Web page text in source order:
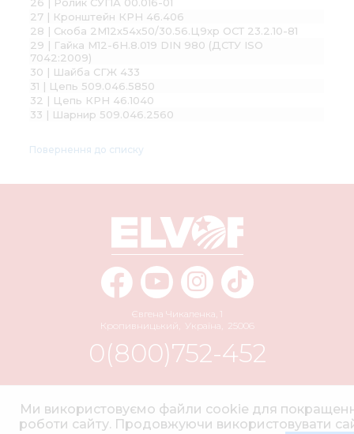
27 | Кронштейн КРН 46.406
28 | Скоба 2М12х54х50/30.56.Ц9хр ОСТ 23.2.10-81
29 | Гайка М12-6H.8.019 DIN 980 (ДСТУ ISO
7042:2009)
30 | Шайба СГЖ 433
31 | Цепь 509.046.5850
32 | Цепь КРН 46.1040
33 | Шарнир 509.046.2560
Повернення до списку
Євгена Чикаленка, 1
Кропивницький
Україна 25006
0(800)752-452
info@elvorti.com
Ми використовуємо файли cookie для
роботи сайту. Продовжуючи використовувати